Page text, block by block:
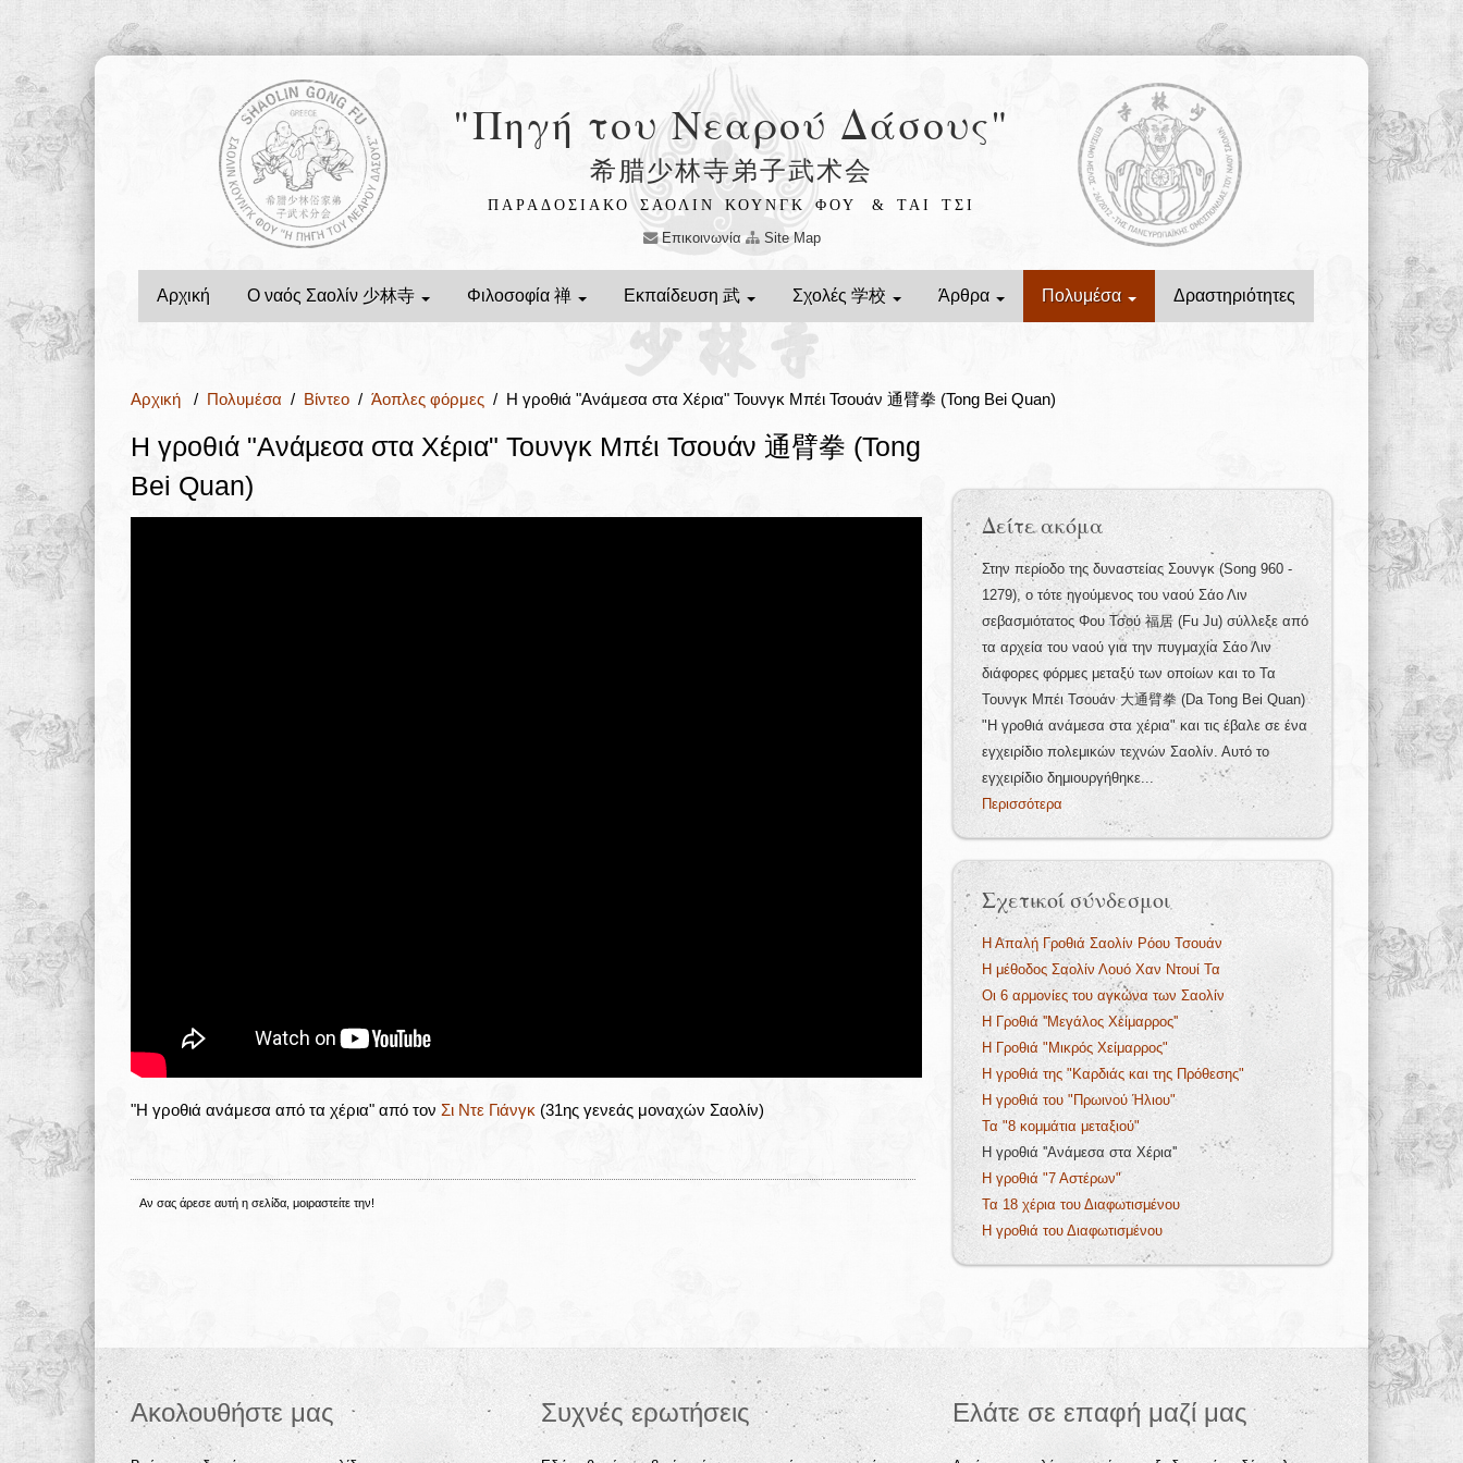
"Πηγή του Νεαρού Δάσους"
希腊少林寺弟子武术会
ΠΑΡΑΔΟΣΙΑΚΟ ΣΑΟΛΙΝ ΚΟΥΝΓΚ ΦΟΥ
& ΤΑΙ ΤΣΙ
Επικοινωνία
Site Map
Αρχική Ο ναός Σαολίν 少林寺 Φιλοσοφία 禅 Εκπαίδευση 武 Σχολές 学校 Άρθρα Πολυμέσα Δραστηριότητες
Αρχική / Πολυμέσα / Βίντεο / Άοπλες φόρμες / Η γροθιά "Ανάμεσα στα Χέρια" Τουνγκ Μπέι Τσουάν 通臂拳 (Tong Bei Quan)
Η γροθιά "Ανάμεσα στα Χέρια" Τουνγκ Μπέι Τσουάν 通臂拳 (Tong
Bei Quan)
"Η γροθιά ανάμεσα από τα χέρια" από τον Σι Ντε Γιάνγκ (31ης γενεάς μοναχών Σαολίν)
Αν σας άρεσε αυτή η σελίδα, μοιραστείτε την!
Δείτε ακόμα
Στην περίοδο της δυναστείας Σουνγκ (Song 960 -
1279), ο τότε ηγούμενος του ναού Σάο Λιν
σεβασμιότατος Φου Τσού 福居 (Fu Ju) σύλλεξε από
τα αρχεία του ναού για την πυγμαχία Σάο Λιν
διάφορες φόρμες μεταξύ των οποίων και το Τα
Τουνγκ Μπέι Τσουάν 大通臂拳 (Da Tong Bei Quan)
"Η γροθιά ανάμεσα στα χέρια" και τις έβαλε σε ένα
εγχειρίδιο πολεμικών τεχνών Σαολίν. Αυτό το
εγχειρίδιο δημιουργήθηκε...
Περισσότερα
Σχετικοί σύνδεσμοι
Η Απαλή Γροθιά Σαολίν Ρόου Τσουάν
Η μέθοδος Σαολίν Λουό Χαν Ντουί Τα
Οι 6 αρμονίες του αγκώνα των Σαολίν
Η Γροθιά ''Μεγάλος Χείμαρρος''
Η Γροθιά "Μικρός Χείμαρρος"
Η γροθιά της "Καρδιάς και της Πρόθεσης"
Η γροθιά του "Πρωινού Ήλιου"
Τα "8 κομμάτια μεταξιού"
Η γροθιά ''Ανάμεσα στα Χέρια''
Η γροθιά "7 Αστέρων"
Τα 18 χέρια του Διαφωτισμένου
Η γροθιά του Διαφωτισμένου
Ακολουθήστε μας Συχνές ερωτήσεις Ελάτε σε επαφή μαζί μας